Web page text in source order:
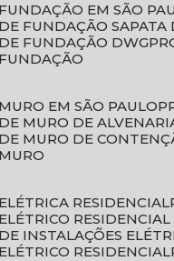
FUNDAÇÃO EM SÃO
DE FUNDAÇÃO SAPATA
DE FUNDAÇÃO DWG
FUNDAÇÃO
MURO EM SÃO PAULO
DE MURO DE
DE MURO DE
ELÉTRICA RESIDENCIAL
ELÉTRICO
DE INSTALAÇÕES
ELÉTRICO RESIDENCIAL